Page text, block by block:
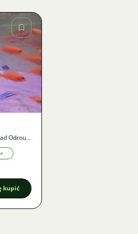
Odrou,?
kupić